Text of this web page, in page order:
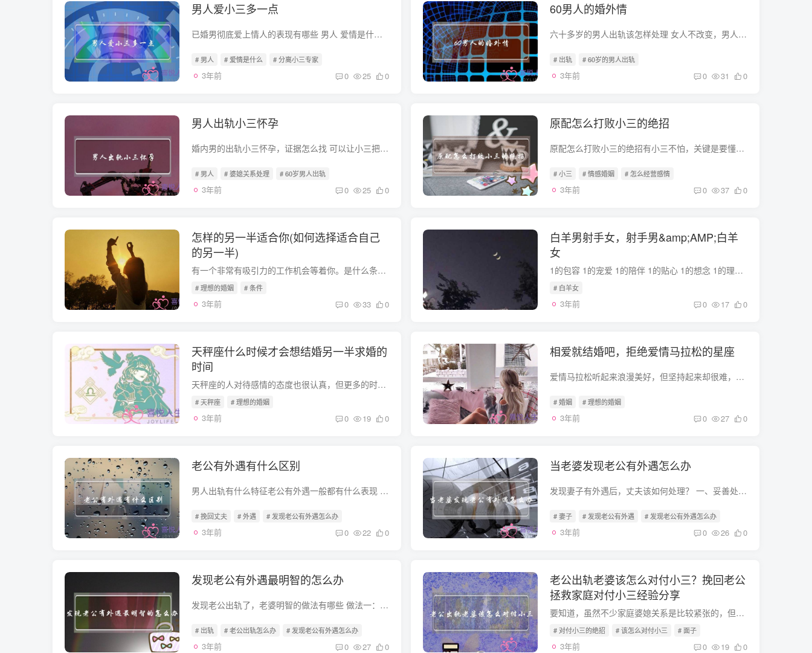
男人爱小三多一点
已婚男彻底爱上情人的表现有哪些 男人 爱情是什么？爱情就是男人对女人无私的给予。真正想给你幸福的男人，会诚心实意的给你这三样东西： 1、爱你的男人会给你足够的时间 2、爱你的男人会给你足...
# 男人 # 爱情是什么 # 分离小三专家
3年前 0 25 0
60男人的婚外情
六十多岁的男人出轨该怎样处理 女人不改变，男人一定变。男人只要是生理上允许，80岁都能生孩子，女人就不一样了。这就是事实的残酷，所以我说这位大姐，你不必气馁。六十岁了难道就不打扮了，...
# 出轨 # 60岁的男人出轨
3年前 0 31 0
男人出轨小三怀孕
婚内男的出轨小三怀孕，证据怎么找 可以让小三把孩子生下来，然后拿着老公和孩子的头发或者血液等，去做DNA比对，就可以证明孩子是他的私生子，这样就可以证明他出轨了，并且可以告他重婚罪。 ...
# 男人 # 婆媳关系处理 # 60岁男人出轨
3年前 0 25 0
原配怎么打败小三的绝招
原配怎么打败小三的绝招有小三不怕，关键是要懂得如何把小三打败，让她身心疲惫，万念俱灰，不敢再招惹你的男人，这才重要。那么原配怎么样打败小三的绝招有哪些呢 紧握老公财政大权 男人有钱不...
# 小三 # 情感婚姻 # 怎么经营感情
3年前 0 37 0
怎样的另一半适合你(如何选择适合自己
的另一半)
有一个非常有吸引力的工作机会等着你。是什么条件让你感到兴奋并做出换工作的决定？A.容易遇到男人或女朋友的公司b、能够拓展人际关系c、工作方便d、能充分发挥自己的长处高薪f、有趣的工作内容...
# 理想的婚姻 # 条件
3年前 0 33 0
白羊男射手女，射手男&amp;AMP;白羊
女
1的包容 1的宠爱 1的陪伴 1的贴心 1的想念 1的理解 1的懂你 剩下93是信任、忠诚――网易云评论 《7%》 在今天的文章开始之前，我想给大家讲一个故事。很久很久以前，有一个天使因为做错了事而受...
# 白羊女
3年前 0 17 0
天秤座什么时候才会想结婚另一半求婚的
时间
天秤座的人对待感情的态度也很认真，但更多的时候他们需要另一半积极主动。否则，他们会觉得自己付出太多，心理上也会感到不平衡。更何况这些事情还得对方提出来。我们来看看天蝎座的人什么时候...
# 天秤座 # 理想的婚姻
3年前 0 19 0
相爱就结婚吧，拒绝爱情马拉松的星座
爱情马拉松听起来浪漫美好，但坚持起来却很难，毅力不够，也不适合所有人。毕竟谈恋爱时间太长，会有很多变数在里面。不管怎样，在下面的星座里，可以谈婚论嫁的时候，不要把时间浪费在异地恋上...
# 婚姻 # 理想的婚姻
3年前 0 27 0
老公有外遇有什么区别
男人出轨有什么特征老公有外遇一般都有什么表现 男人如果要出轨了，不管在怎么掩饰，都会有如下的表现 1突如其来的外表的变化 莫名改变穿衣风格，或者突然变得在意自己的外貌，以前不爱买衣服的...
# 挽回丈夫 # 外遇 # 发现老公有外遇怎么办
3年前 0 22 0
当老婆发现老公有外遇怎么办
发现妻子有外遇后，丈夫该如何处理？ 一、妥善处理自己的情绪一旦确认妻子有外遇，正常人都会出现愤怒、羞辱、挫败、焦虑、委屈等负性情绪。这些情绪的出现和所发生的事件相对应，是正常的。所...
# 妻子 # 发现老公有外遇 # 发现老公有外遇怎么办
3年前 0 26 0
发现老公有外遇最明智的怎么办
发现老公出轨了，老婆明智的做法有哪些 做法一：想哭就哭出来，然后积极调整家庭关系 老公出轨，这对你来说一定是郁闷至极。这种憋在心里的委屈时间久了，会让你喘不过气来的。如果大吵大闹只会...
# 出轨 # 老公出轨怎么办 # 发现老公有外遇怎么办
3年前 0 27 0
老公出轨老婆该怎么对付小三？挽回老公
拯救家庭对付小三经验分享
要知道，虽然不少家庭婆媳关系是比较紧张的，但是大部分婆婆对于生下儿女的正牌“儿媳”是非常看重的。尤其是同为女人，无疑更理解女人的痛苦。虽然老婆对付小三的绝招有很多，但是在面对小三，...
# 对付小三的绝招 # 该怎么对付小三 # 面子
3年前 0 19 0